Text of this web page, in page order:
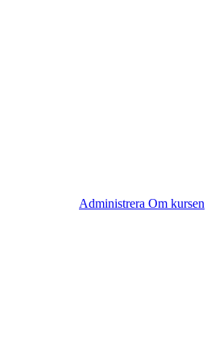
Administrera Om kursen